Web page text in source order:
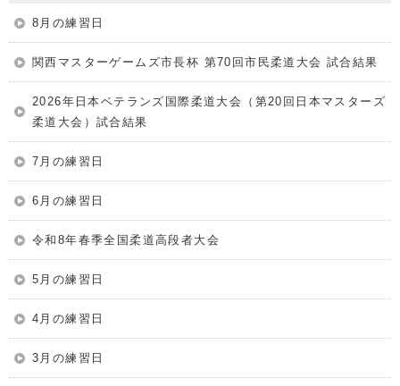
8月の練習日
関西マスターゲームズ市長杯 第70回市民柔道大会 試合結果
2026年日本ベテランズ国際柔道大会（第20回日本マスターズ
柔道大会）試合結果
7月の練習日
6月の練習日
令和8年春季全国柔道高段者大会
5月の練習日
4月の練習日
3月の練習日